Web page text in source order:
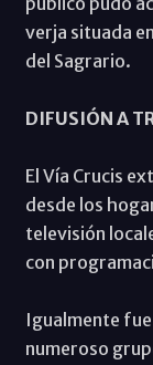
verja situada
del Sagrario.
DIFUSIÓN A
El Vía Crucis
desde los
televisión
con
Igualmente
numeroso